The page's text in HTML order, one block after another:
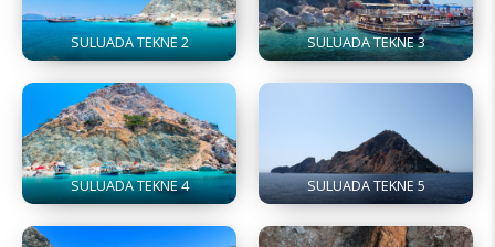
SULUADA TEKNE 2 SULUADA TEKNE 3
SULUADA TEKNE 4 SULUADA TEKNE 5